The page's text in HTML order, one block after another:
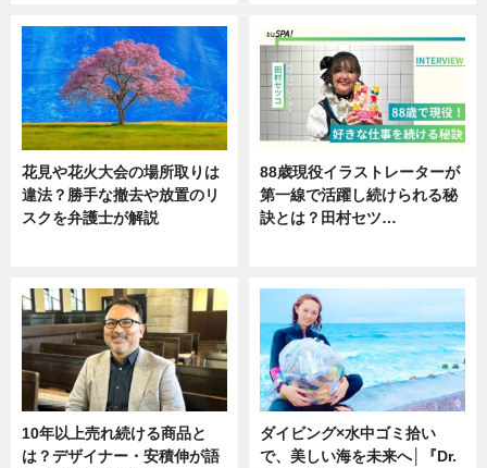
花見や花火大会の場所取りは
違法？勝手な撤去や放置のリ
スクを弁護士が解説
88歳現役イラストレーターが
第一線で活躍し続けられる秘
訣とは？田村セツ…
10年以上売れ続ける商品と
は？デザイナー・安積伸が語
ダイビング×水中ゴミ拾い
で、美しい海を未来へ│『Dr.